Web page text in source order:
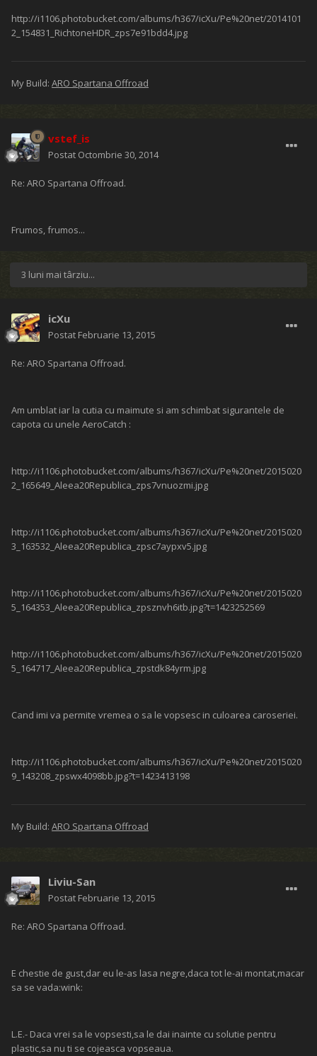
http://i1106.photobucket.com/albums/h367/icXu/Pe%20net/2014101
2_154831_RichtoneHDR_zps7e91bdd4.jpg
My Build: ARO Spartana Offroad
vstef_is
Postat Octombrie 30, 2014
Re: ARO Spartana Offroad.
Frumos, frumos...
3 luni mai târziu...
icXu
Postat Februarie 13, 2015
Re: ARO Spartana Offroad.
Am umblat iar la cutia cu maimute si am schimbat sigurantele de
capota cu unele AeroCatch :
http://i1106.photobucket.com/albums/h367/icXu/Pe%20net/2015020
2_165649_Aleea20Republica_zps7vnuozmi.jpg
http://i1106.photobucket.com/albums/h367/icXu/Pe%20net/2015020
3_163532_Aleea20Republica_zpsc7aypxv5.jpg
http://i1106.photobucket.com/albums/h367/icXu/Pe%20net/2015020
5_164353_Aleea20Republica_zpsznvh6itb.jpg?t=1423252569
http://i1106.photobucket.com/albums/h367/icXu/Pe%20net/2015020
5_164717_Aleea20Republica_zpstdk84yrm.jpg
Cand imi va permite vremea o sa le vopsesc in culoarea caroseriei.
http://i1106.photobucket.com/albums/h367/icXu/Pe%20net/2015020
9_143208_zpswx4098bb.jpg?t=1423413198
My Build: ARO Spartana Offroad
Liviu-San
Postat Februarie 13, 2015
Re: ARO Spartana Offroad.
E chestie de gust,dar eu le-as lasa negre,daca tot le-ai montat,macar
sa se vada:wink:
L.E.- Daca vrei sa le vopsesti,sa le dai inainte cu solutie pentru
plastic,sa nu ti se cojeasca vopseaua.